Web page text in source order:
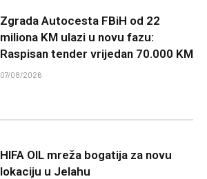
Zgrada Autocesta FBiH od 22
miliona KM ulazi u novu fazu:
Raspisan tender vrijedan 70.000 KM
07/08/2026
HIFA OIL mreža bogatija za novu
lokaciju u Jelahu